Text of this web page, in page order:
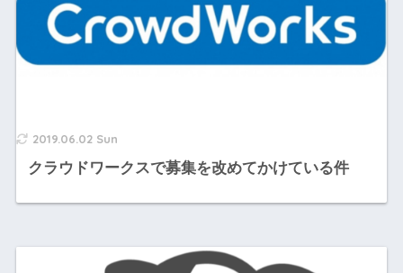
2019.06.02 Sun
クラウドワークスで募集を改めてかけている件